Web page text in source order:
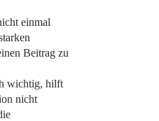
einmal
Beitrag zu
wichtig, hilft
nicht